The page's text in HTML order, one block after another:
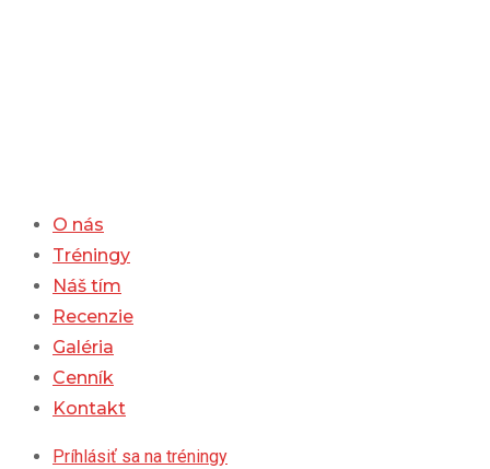
O nás
Tréningy
Náš tím
Recenzie
Galéria
Cenník
Kontakt
Príhlásiť sa na tréningy